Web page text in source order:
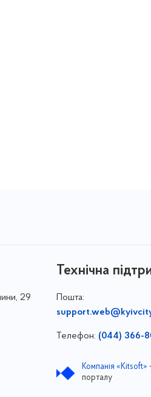
29
Технічна
Пошта:
Телефон: (044) 366-
Компанія «Kitsoft»
порталу